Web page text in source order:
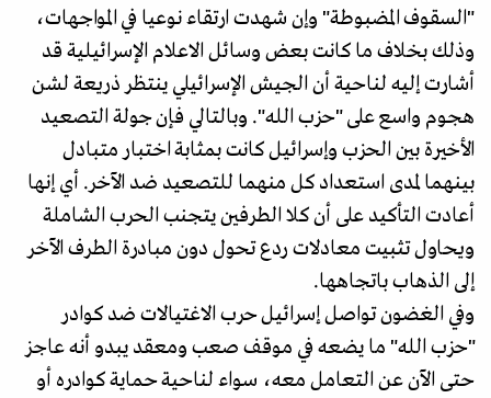
"السقوف المضبوطة" وإن شهدت ارتقاء نوعيا في المواجهات،
وذلك بخلاف ما كانت بعض وسائل الاعلام الإسرائيلية قد
أشارت إليه لناحية أن الجيش الإسرائيلي ينتظر ذريعة لشن
هجوم واسع على "حزب الله". وبالتالي فإن جولة التصعيد
الأخيرة بين الحزب وإسرائيل كانت بمثابة اختبار متبادل
بينهما لمدى استعداد كل منهما للتصعيد ضد الآخر. أي إنها
أعادت التأكيد على أن كلا الطرفين يتجنب الحرب الشاملة
ويحاول تثبيت معادلات ردع تحول دون مبادرة الطرف الآخر
إلى الذهاب باتجاهها.
وفي الغضون تواصل إسرائيل حرب الاغتيالات ضد كوادر
"حزب الله" ما يضعه في موقف صعب ومعقد يبدو أنه عاجز
حتى الآن عن التعامل معه، سواء لناحية حماية كوادره أو